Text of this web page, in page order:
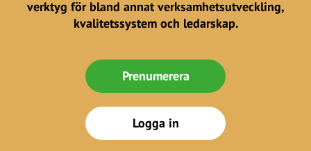
verktyg för bland annat verksamhetsutveckling,
kvalitetssystem och ledarskap.
Prenumerera
Logga in